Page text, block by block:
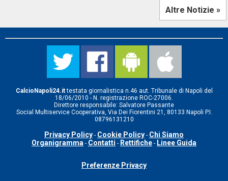
Altre Notizie »
CalcioNapoli24.ittestata giornalistica n.46 aut. Tribunale di Napoli del
18/06/2010 - N. registrazione ROC-27006.
Direttore responsabile: Salvatore Passante
Social Multiservice Cooperativa, Via Dei Fiorentini 21, 80133 Napoli P.I.
08796131210
Privacy Policy - Cookie Policy - Chi Siamo
Organigramma - Contatti - Rettifiche - Linee Guida
Preferenze Privacy